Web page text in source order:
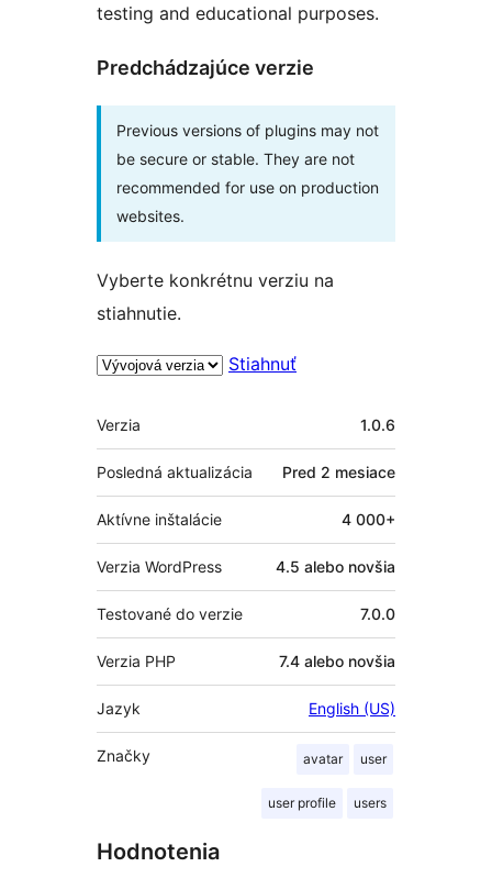
testing and educational purposes.
Predchádzajúce verzie
Previous versions of plugins may not
be secure or stable. They are not
recommended for use on production
websites.
Vyberte konkrétnu verziu na
stiahnutie.
Stiahnuť
Meta
Verzia 1.0.6
Posledná aktualizácia Pred 2 mesiace
Aktívne inštalácie 4 000+
Verzia WordPress 4.5 alebo novšia
Testované do verzie 7.0.0
Verzia PHP 7.4 alebo novšia
Jazyk English (US)
Značky avatar user
user profile users
Hodnotenia